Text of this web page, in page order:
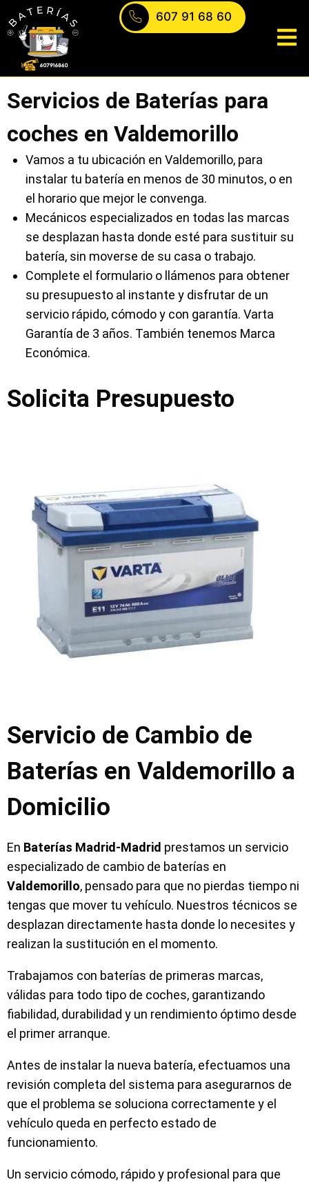
607 91 68 60
Servicios de Baterías para
coches en Valdemorillo
Vamos a tu ubicación en Valdemorillo, para
instalar tu batería en menos de 30 minutos, o en
el horario que mejor le convenga.
Mecánicos especializados en todas las marcas
se desplazan hasta donde esté para sustituir su
batería, sin moverse de su casa o trabajo.
Complete el formulario o llámenos para obtener
su presupuesto al instante y disfrutar de un
servicio rápido, cómodo y con garantía. Varta
Garantía de 3 años. También tenemos Marca
Económica.
Solicita Presupuesto
Servicio de Cambio de
Baterías en Valdemorillo a
Domicilio
En Baterías Madrid-Madrid prestamos un servicio
especializado de cambio de baterías en
Valdemorillo, pensado para que no pierdas tiempo ni
tengas que mover tu vehículo. Nuestros técnicos se
desplazan directamente hasta donde lo necesites y
realizan la sustitución en el momento.
Trabajamos con baterías de primeras marcas,
válidas para todo tipo de coches, garantizando
fiabilidad, durabilidad y un rendimiento óptimo desde
el primer arranque.
Antes de instalar la nueva batería, efectuamos una
revisión completa del sistema para asegurarnos de
que el problema se soluciona correctamente y el
vehículo queda en perfecto estado de
funcionamiento.
Un servicio cómodo, rápido y profesional para que